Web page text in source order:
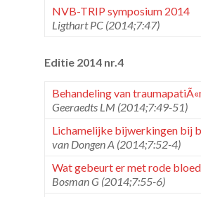
NVB-TRIP symposium 2014
Ligthart PC (2014;7:47)
Editie 2014 nr.4
Behandeling van
Geeraedts LM (2014;7:49-51)
Lichamelijke bijwerkingen bij
van Dongen A (2014;7:52-4)
Wat gebeurt er met rode
Bosman G (2014;7:55-6)